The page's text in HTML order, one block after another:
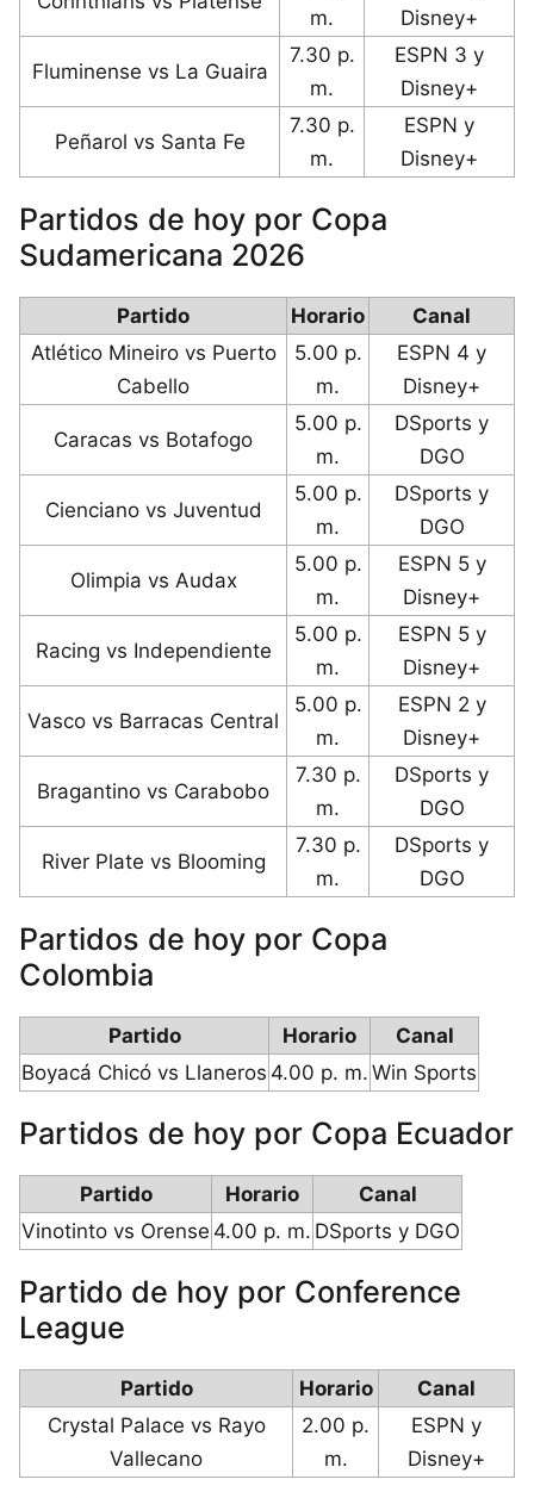
m.
Disney+
Fluminense vs La Guaira
7.30 p.
m.
ESPN 3 y
Disney+
Peñarol vs Santa Fe
7.30 p.
m.
ESPN y
Disney+
Partidos de hoy por Copa
Sudamericana 2026
Partido Horario
Canal
Atlético Mineiro vs Puerto
Cabello
5.00 p.
m.
ESPN 4 y
Disney+
Caracas vs Botafogo
5.00 p.
m.
DSports y
DGO
Cienciano vs Juventud
5.00 p.
m.
DSports y
DGO
Olimpia vs Audax
5.00 p.
m.
ESPN 5 y
Disney+
Racing vs Independiente
5.00 p.
m.
ESPN 5 y
Disney+
Vasco vs Barracas Central
5.00 p.
m.
ESPN 2 y
Disney+
Bragantino vs Carabobo
7.30 p.
m.
DSports y
DGO
River Plate vs Blooming
7.30 p.
m.
DSports y
DGO
Partidos de hoy por Copa
Colombia
Partido Horario
Canal
Boyacá Chicó vs Llaneros 4.00 p. m. Win Sports
Partidos de hoy por Copa Ecuador
Partido Horario
Canal
Vinotinto vs Orense 4.00 p. m. DSports y DGO
Partido de hoy por Conference
League
Partido Horario
Canal
Crystal Palace vs Rayo
Vallecano
2.00 p.
m.
ESPN y
Disney+